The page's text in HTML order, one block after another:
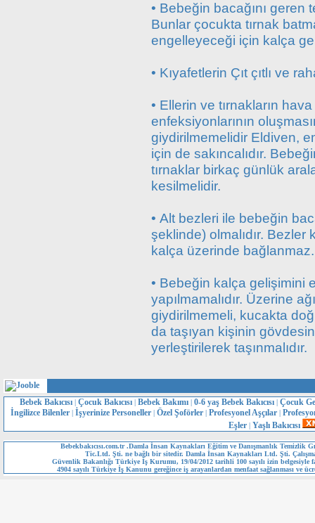
• Bebeğin bacağını geren
Bunlar çocukta tırnak
engelleyeceği için kalça
• Kıyafetlerin Çıt çıtlı ve
• Ellerin ve tırnakların
enfeksiyonlarının
giydirilmemelidir Eldiven,
için de sakıncalıdır.
tırnaklar birkaç günlük
kesilmelidir.
• Alt bezleri ile bebeğin
şeklinde) olmalıdır.
kalça üzerinde bağlanmaz.
• Bebeğin kalça gelişimini
yapılmamalıdır. Üzerine
giydirilmemeli, kucakta
da taşıyan kişinin
yerleştirilerek taşınmalıdır.
Bebek Bakıcısı | Çocuk Bakıcısı | Bebek Bakımı | 0-6 yaş Bebek Bakıcısı | Çocuk
İngilizce Bilenler | İşyerinize Personeller | Özel Şoförler | Profesyonel Aşçılar |
Eşler| Yaşlı Bakıcısı
Bebekbakıcısı.com.tr .Damla İnsan Kaynakları Eğitim ve Danışmanlık Temizlik
Tic.Ltd. Şti. ne bağlı bir sitedir. Damla İnsan Kaynakları Ltd. Şti.
Güvenlik Bakanlığı Türkiye İş Kurumu, 19/04/2012 tarihli 100 sayılı izin belgesiyle
4904 sayılı Türkiye İş Kanunu gereğince iş arayanlardan menfaat sağlanması ve